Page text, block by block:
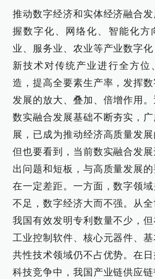
推动数字经济和实体经济融合
握数字化、网络化、智能化方
业、服务业、农业等产业数字
新技术对传统产业进行全方位
造，提高全要素生产率，发挥
发展的放大、叠加、倍增作用
数实融合发展基础不断夯实，
展，已成为推动经济高质量发展
但也要看到，当前数实融合发
出问题和短板，与高质量发展
在一定差距。一方面，数字领
不足，数字经济大而不强。从全
我国有效发明专利数量不少，但
工业控制软件、核心元器件、
共性技术领域仍不占优势。在
科技竞争中，我国产业链供应